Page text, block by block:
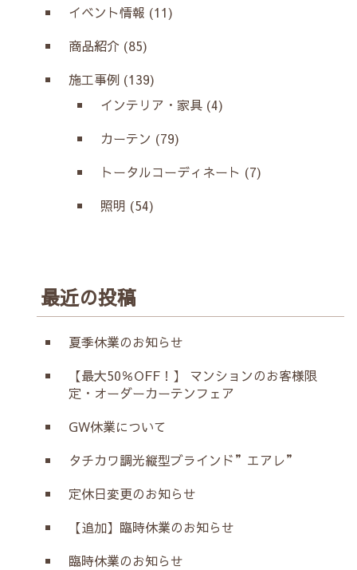
イベント情報 (11)
商品紹介 (85)
施工事例 (139)
インテリア・家具 (4)
カーテン (79)
トータルコーディネート (7)
照明 (54)
最近の投稿
夏季休業のお知らせ
【最大50％OFF！】 マンションのお客様限
定・オーダーカーテンフェア
GW休業について
タチカワ調光縦型ブラインド”エアレ”
定休日変更のお知らせ
【追加】臨時休業のお知らせ
臨時休業のお知らせ